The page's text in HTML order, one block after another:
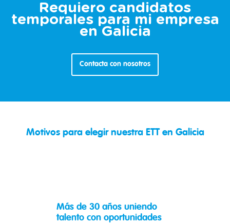
Requiero candidatos
temporales para mi empresa
en Galicia
Contacta con nosotros
Motivos para elegir nuestra ETT en Galicia
Más de 30 años uniendo
talento con oportunidades